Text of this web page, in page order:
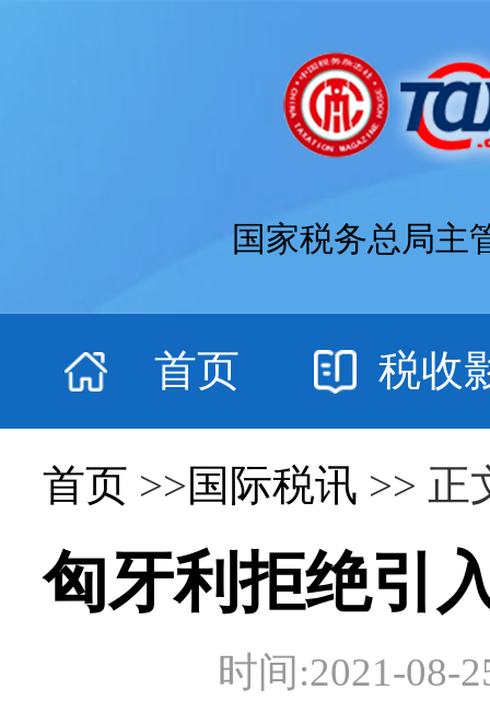
国家税务总局主
首页 税收
首页 >>国际税讯 >> 正
匈牙利拒绝引
时间:2021-08-